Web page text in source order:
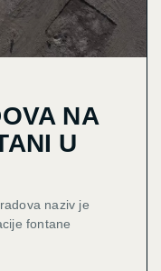
NA
U
naziv je
fontane